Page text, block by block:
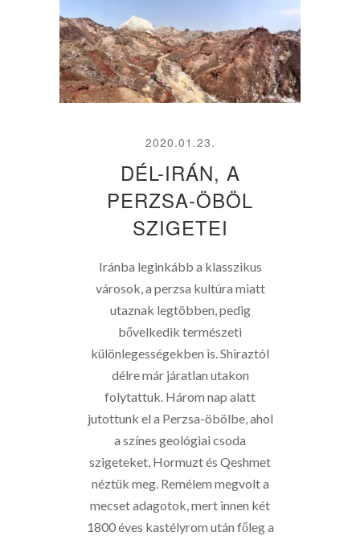
2020.01.23.
DÉL-IRÁN, A
PERZSA-ÖBÖL
SZIGETEI
Iránba leginkább a klasszikus
városok, a perzsa kultúra miatt
utaznak legtöbben, pedig
bővelkedik természeti
különlegességekben is. Shiraztól
délre már járatlan utakon
folytattuk. Három nap alatt
jutottunk el a Perzsa-öbölbe, ahol
a színes geológiai csoda
szigeteket, Hormuzt és Qeshmet
néztük meg. Remélem megvolt a
mecset adagotok, mert innen két
1800 éves kastélyrom után főleg a